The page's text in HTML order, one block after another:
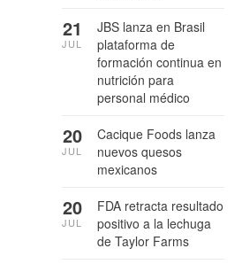
JBS lanza en Brasil
plataforma de
formación continua en
nutrición para
personal médico
21
JUL
Cacique Foods lanza
nuevos quesos
mexicanos
20
JUL
FDA retracta resultado
positivo a la lechuga
de Taylor Farms
20
JUL